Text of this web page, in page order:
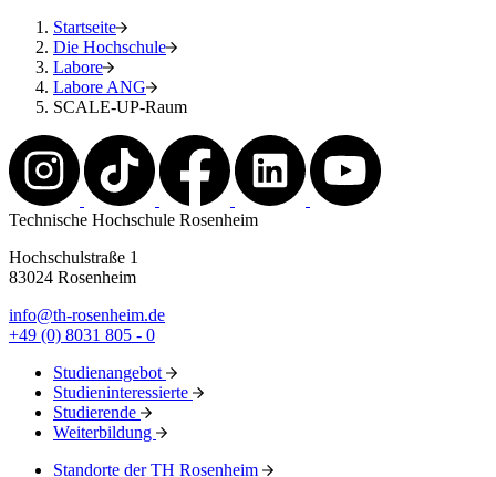
Startseite
Die Hochschule
Labore
Labore ANG
SCALE-UP-Raum
Technische Hochschule Rosenheim
Hochschulstraße 1
83024 Rosenheim
info@th-rosenheim.de
+49 (0) 8031 805 - 0
Studienangebot
Studieninteressierte
Studierende
Weiterbildung
Standorte der TH Rosenheim